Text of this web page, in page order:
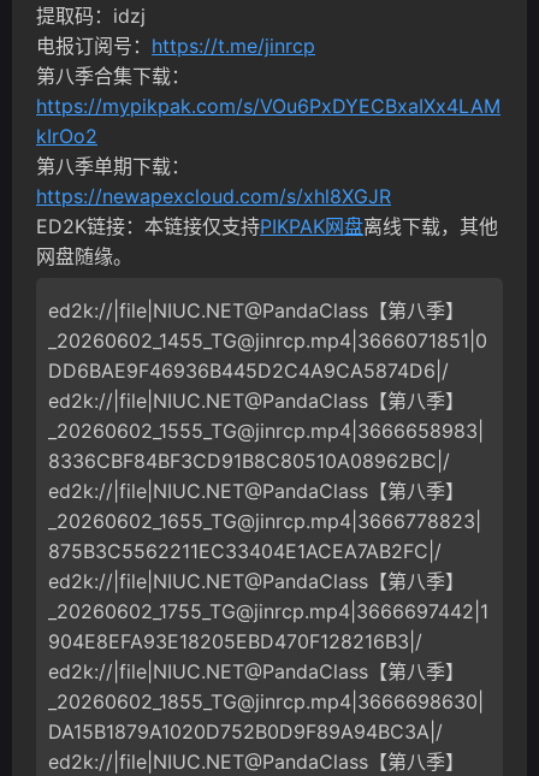
提取码：idzj
电报订阅号： https://t.me/jinrcp
第八季合集下载：
https://mypikpak.com/s/VOu6PxDYECBxaIXx4LAM
kIrOo2
第八季单期下载：
https://newapexcloud.com/s/xhl8XGJR
ED2K链接：本链接仅支持PIKPAK网盘离线下载，其他
网盘随缘。
ed2k://|file|NIUC.NET@PandaClass【第八季】
_20260602_1455_TG@jinrcp.mp4 |3666071851|0
DD6BAE9F46936B445D2C4A9CA5874D6|/
ed2k://|file|NIUC.NET@PandaClass【第八季】
_20260602_1555_TG@jinrcp.mp4 |3666658983|
8336CBF84BF3CD91B8C80510A08962BC|/
ed2k://|file|NIUC.NET@PandaClass【第八季】
_20260602_1655_TG@jinrcp.mp4 |3666778823|
875B3C5562211EC33404E1ACEA7AB2FC|/
ed2k://|file|NIUC.NET@PandaClass【第八季】
_20260602_1755_TG@jinrcp.mp4 |3666697442|1
904E8EFA93E18205EBD470F128216B3|/
ed2k://|file|NIUC.NET@PandaClass【第八季】
_20260602_1855_TG@jinrcp.mp4 |3666698630|
DA15B1879A1020D752B0D9F89A94BC3A|/
ed2k://|file|NIUC.NET@PandaClass【第八季】